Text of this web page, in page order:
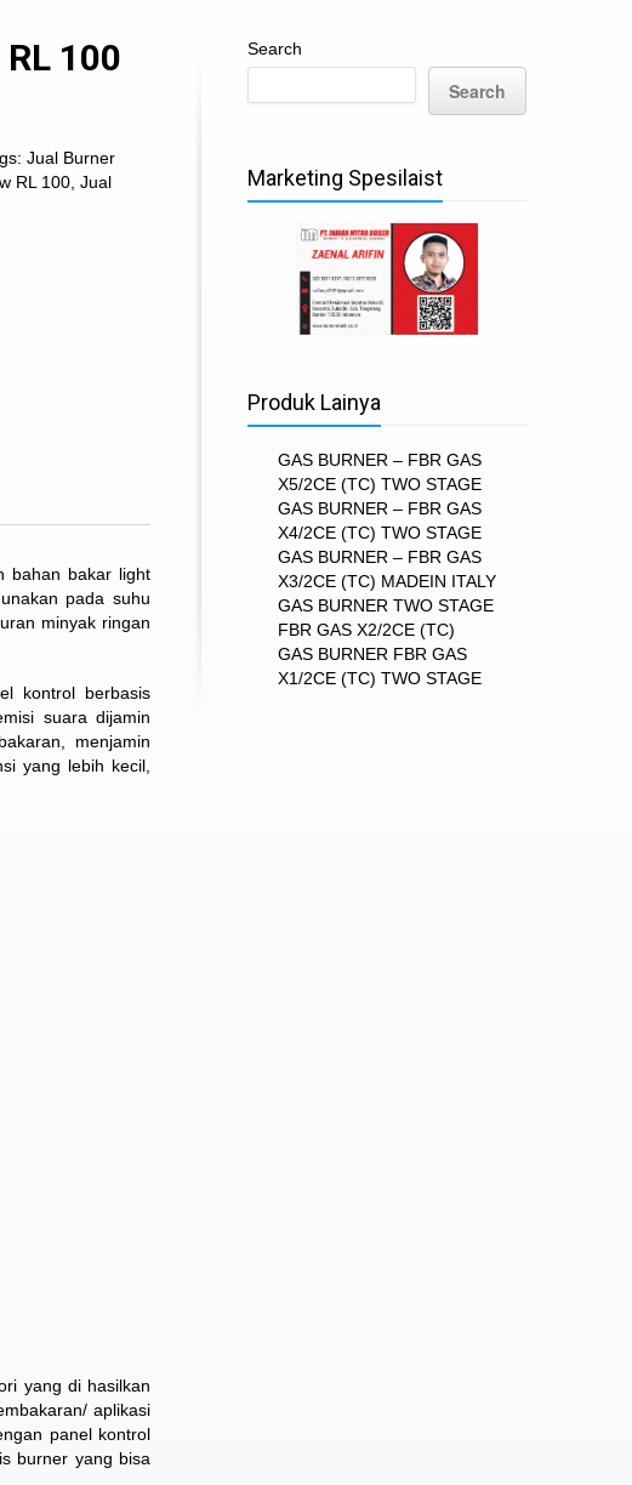
RL 100
Jual Burner
RL 100 ,Jual
bahan bakar light
pada suhu
minyak ringan
kontrol berbasis
suara dijamin
menjamin
yang lebih kecil,
yang di hasilkan
aplikasi
panel kontrol
burner yang bisa
Search
Search
Marketing Spesilaist
Produk Lainya
GAS BURNER – FBR GAS
X5/2CE (TC) TWO STAGE
GAS BURNER – FBR GAS
X4/2CE (TC) TWO STAGE
GAS BURNER – FBR GAS
X3/2CE (TC) MADEIN ITALY
GAS BURNER TWO STAGE
FBR GAS X2/2CE (TC)
GAS BURNER FBR GAS
X1/2CE (TC) TWO STAGE